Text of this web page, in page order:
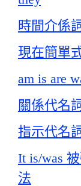
時間介係
現在簡單
am is are
關係代名
指示代名
It is/was
法